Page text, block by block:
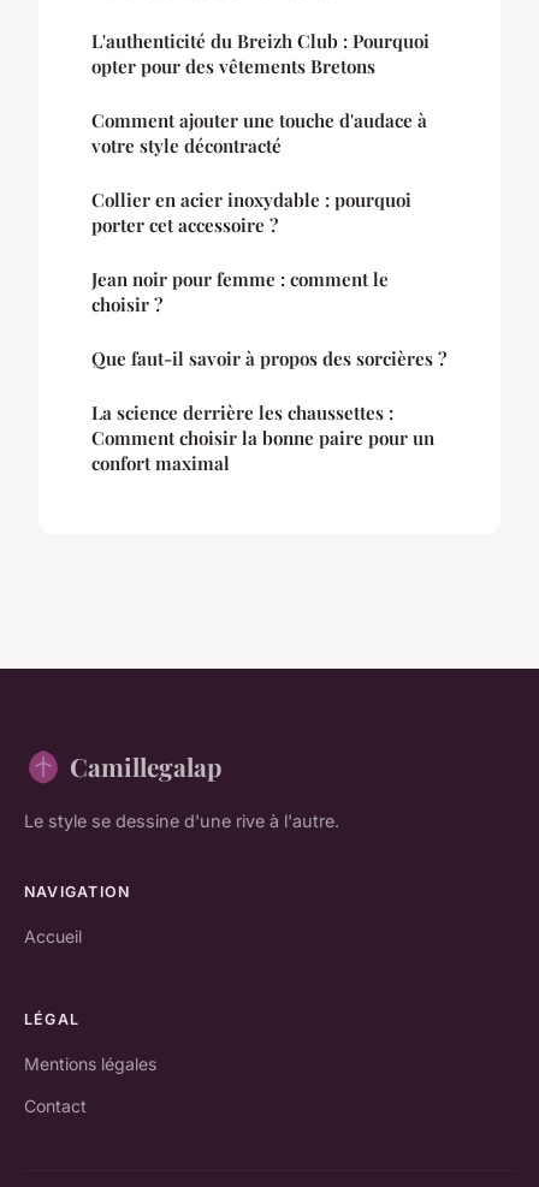
L'authenticité du Breizh Club : Pourquoi
opter pour des vêtements Bretons
Comment ajouter une touche d'audace à
votre style décontracté
Collier en acier inoxydable : pourquoi
porter cet accessoire ?
Jean noir pour femme : comment le
choisir ?
Que faut-il savoir à propos des sorcières ?
La science derrière les chaussettes :
Comment choisir la bonne paire pour un
confort maximal
Camillegalap
Le style se dessine d'une rive à l'autre.
NAVIGATION
Accueil
LÉGAL
Mentions légales
Contact